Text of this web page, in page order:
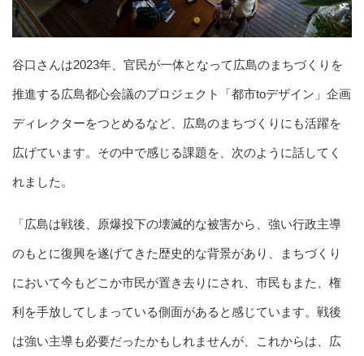
谷口さんは2023年、官民が一体となって広島のまちづくりを
推進する広島都心会議のプロジェクト「都市toデザイン」企画
ディレクターをつとめるなど、広島のまちづくりにも活躍を
広げています。その中で感じる課題を、次のように話してく
れました。
「広島は戦後、原爆投下の壊滅的な被害から、強い行政主導
のもとに復興を遂げてきた歴史的な背景があり、まちづくり
において今もどこか市民が置き去りにされ、市民もまた、権
利を手放してしまっている側面があると感じています。戦後
は強い主導も必要だったかもしれませんが、これからは、広